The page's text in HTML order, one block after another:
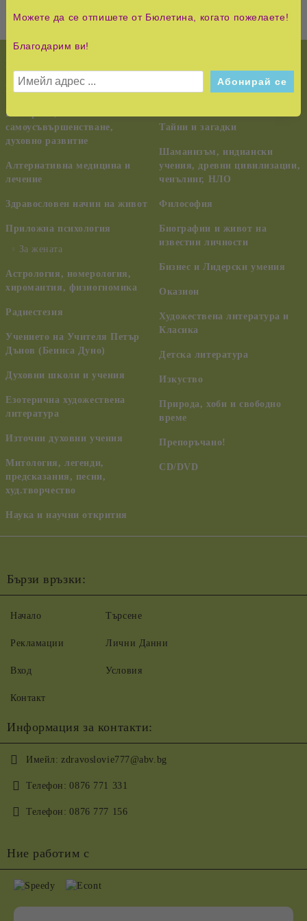
НОВО!
КУРС НА ЧУДЕСАТА
Езотерика,
самоусъвършенстване,
духовно развитие
Алтернативна медицина и
лечение
Здравословен начин на живот
Приложна психология
За жената
Астрология, номерология,
хиромантия, физиогномика
Радиестезия
Учението на Учителя Петър
Дънов (Беинса Дуно)
Духовни школи и учения
Езотерична художествена
литература
Източни духовни учения
Митология, легенди,
предсказания, песни,
худ.творчество
Наука и научни открития
Педагогика, семейство,
Тайни и загадки
Шаманизъм, индиански
учения, древни цивилизации,
ченълинг, НЛО
Философия
Биографии и живот на
известни личности
Бизнес и Лидерски умения
Оказион
Художествена литература и
Класика
Детска литература
Изкуство
Природа, хоби и свободно
време
Препоръчано!
CD/DVD
Бързи връзки:
Начало
Рекламации
Вход
Контакт
Търсене
Лични Данни
Условия
Информация за контакти:
Имейл: zdravoslovie777@abv.bg
Телефон: 0876 771 331
Телефон: 0876 777 156
Ние работим с
Можете да се отпишете от Бюлетина, когато пожелаете!
Благодарим ви!